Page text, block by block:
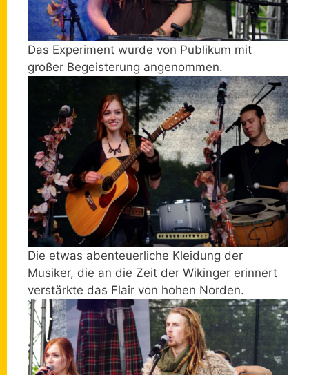
Das Experiment wurde von Publikum mit
großer Begeisterung angenommen.
Die etwas abenteuerliche Kleidung der
Musiker, die an die Zeit der Wikinger erinnert
verstärkte das Flair von hohen Norden.